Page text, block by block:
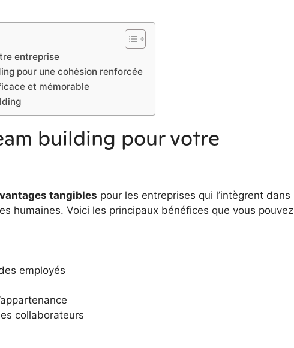
entreprise
pour une cohésion renforcée
et mémorable
building pour votre
tangibles pour les entreprises qui l’intègrent dans
humaines. Voici les principaux bénéfices que vous pouvez
employés
collaborateurs